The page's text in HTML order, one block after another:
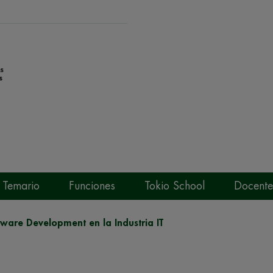
Temario Funciones Tokio School
Development en la Industria IT